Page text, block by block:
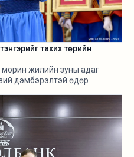
тахих төрийн
морин жилийн зуны адаг
дэмбэрэлтэй өдөр